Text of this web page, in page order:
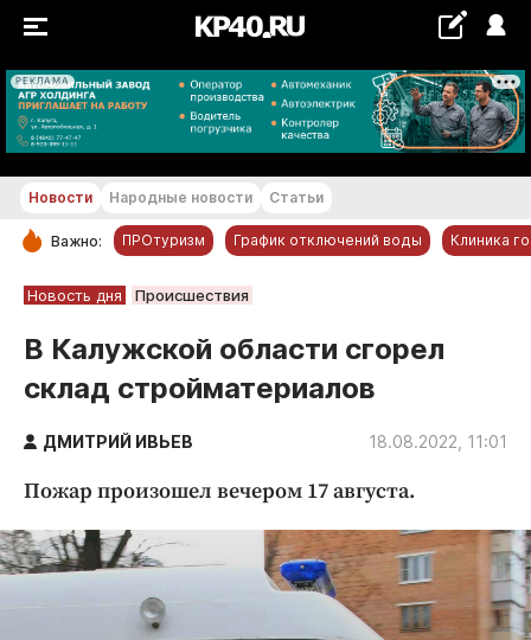
РЕКЛАМА
+28...+29 °С
РУБРИКИ
Новости компаний
Статьи
Народные новости
Благоустройство
Криминал
Недвижимость и ЖКХ
Новости Народные новости Статьи
Важно: ПРОтуризм График отключений воды Клиника
Новость дня Происшествия
В Калужской области сгорел
склад стройматериалов
ДМИТРИЙ ИВЬЕВ 18.08.2022, 11:01
Пожар произошел вечером 17 августа.